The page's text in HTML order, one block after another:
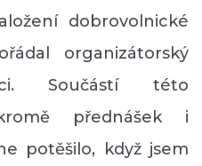
dobrovolnické
organizátorský
Součástí této
přednášek i
potěšilo, když jsem